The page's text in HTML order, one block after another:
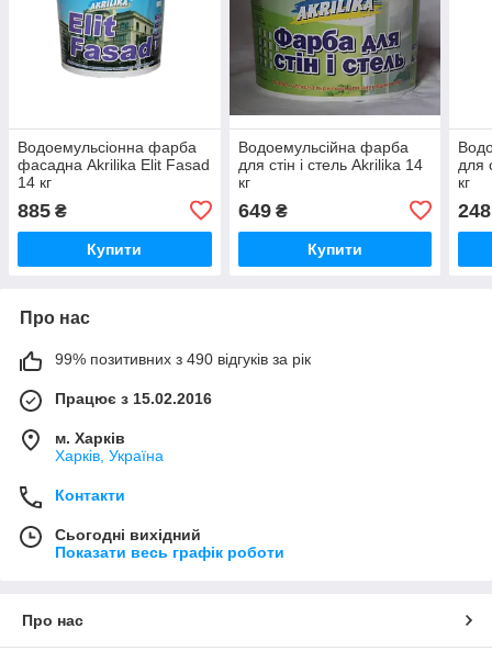
Водоемульсіонна фарба
фасадна Akrilika Elit Fasad
14 кг
885 ₴
Купити
Водоемульсійна фарба
для стін і стель Akrilika 14
кг
649₴
Купити
для
кг
248
Про нас
99% позитивних з 490 відгуків за рік
Працює з 15.02.2016
м. Харків
Харків, Україна
Контакти
Сьогодні вихідний
Показати весь графік роботи
Про нас